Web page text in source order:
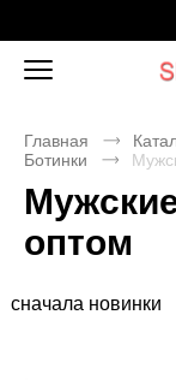
Главная
Ботинки
оптом